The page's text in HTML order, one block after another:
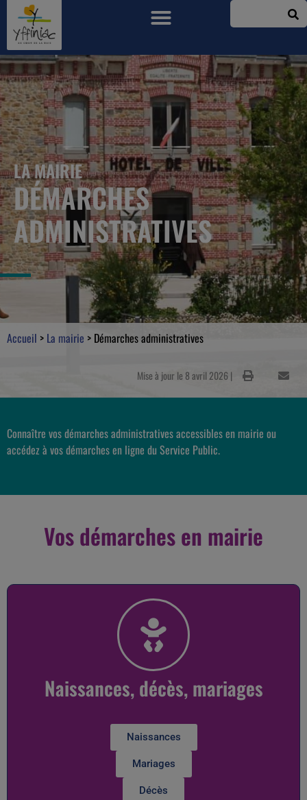
LA MAIRIE
DÉMARCHES
ADMINISTRATIVES
Accueil > La mairie > Démarches administratives
Mise à jour le 8 avril 2026 |
Connaître vos démarches administratives accessibles en mairie ou
accédez à vos démarches en ligne du Service Public.
Vos démarches en mairie
Naissances, décès, mariages
Naissances
Mariages
Décès